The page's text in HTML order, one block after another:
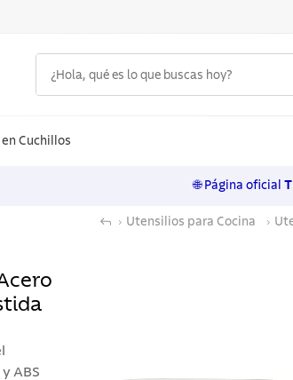
Cuchillos
🌐 Página oficial
Utensilios para Cocina
ABS